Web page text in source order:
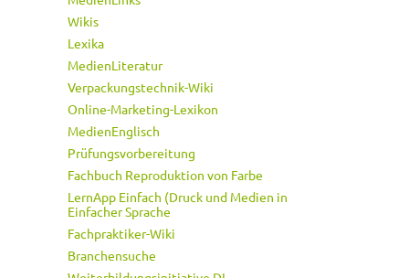
Wikis
Lexika
MedienLiteratur
Verpackungstechnik-Wiki
Online-Marketing-Lexikon
MedienEnglisch
Prüfungsvorbereitung
Fachbuch Reproduktion von Farbe
LernApp Einfach (Druck und Medien in
Einfacher Sprache
Fachpraktiker-Wiki
Branchensuche